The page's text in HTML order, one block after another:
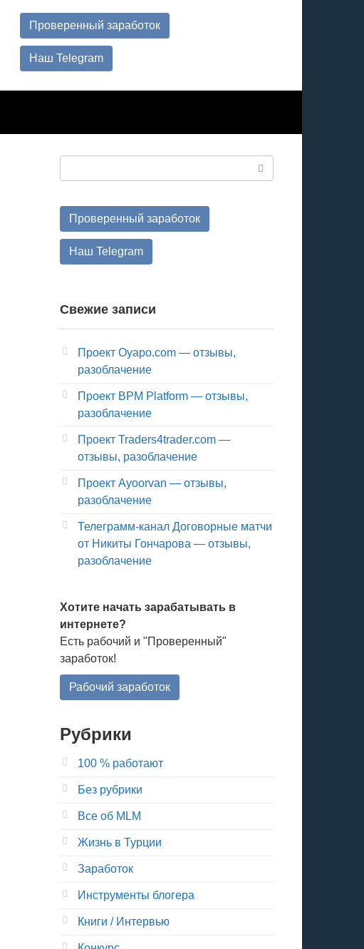
Проверенный заработок
Наш Telegram
Проверенный заработок
Наш Telegram
Свежие записи
Проект Oyapo.com — отзывы,
разоблачение
Проект BPM Platform — отзывы,
разоблачение
Проект Traders4trader.com —
отзывы, разоблачение
Проект Ayoorvan — отзывы,
разоблачение
Телеграмм-канал Договорные матчи
от Никиты Гончарова — отзывы,
разоблачение
Хотите начать зарабатывать в
интернете?
Есть рабочий и "Проверенный"
заработок!
Рабочий заработок
Рубрики
100 % работают
Без рубрики
Все об MLM
Жизнь в Турции
Заработок
Инструменты блогера
Книги / Интервью